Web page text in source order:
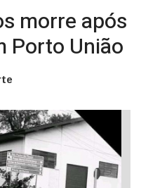
morre após
Porto União